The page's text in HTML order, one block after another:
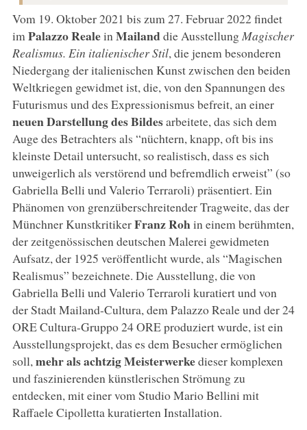
Vom 19. Oktober 2021 bis zum 27. Februar 2022 findet
im Palazzo Realein Mailanddie Ausstellung Magischer
Realismus. Ein italienischer Stil, die jenem besonderen
Niedergang der italienischen Kunst zwischen den beiden
Weltkriegen gewidmet ist, die, von den Spannungen des
Futurismus und des Expressionismus befreit, an einer
neuen Darstellung des Bildesarbeitete, das sich dem
Auge des Betrachters als “nüchtern, knapp, oft bis ins
kleinste Detail untersucht, so realistisch, dass es sich
unweigerlich als verstörend und befremdlich erweist” (so
Gabriella Belli und Valerio Terraroli) präsentiert. Ein
Phänomen von grenzüberschreitender Tragweite, das der
Münchner KunstkritikerFranz Rohin einem berühmten,
der zeitgenössischen deutschen Malerei gewidmeten
Aufsatz, der 1925 veröffentlicht wurde, als “Magischen
Realismus” bezeichnete. Die Ausstellung, die von
Gabriella Belli und Valerio Terraroli kuratiert und von
der Stadt Mailand-Cultura, dem Palazzo Reale und der 24
ORE Cultura-Gruppo 24 ORE produziert wurde, ist ein
Ausstellungsprojekt, das es dem Besucher ermöglichen
soll, mehr als achtzig Meisterwerkedieser komplexen
und faszinierenden künstlerischen Strömung zu
entdecken, mit einer vom Studio Mario Bellini mit
Raffaele Cipolletta kuratierten Installation.